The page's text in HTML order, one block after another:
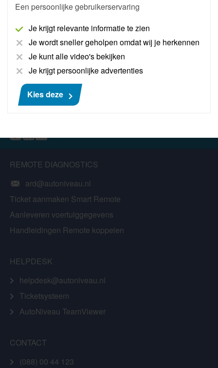
Een persoonlijke gebruikerservaring
Je krijgt relevante informatie te zien
Je wordt sneller geholpen omdat wij je herkennen
Je kunt alle video's bekijken
Je krijgt persoonlijke advertenties
Kies deze
AANMELDEN NIEUWSBRIEF
REMOTE DIAGNOSTICS
ard@autoniveau.nl
Ticket aanmaken Smart Remote
Aanleveren voertuiggegevens
Handleidingen Remote koppelen
HELPDESK
helpdesk@autoniveau.nl
Ticketsysteem
AutoNiveau TeamViewer
CONTACT
(088) 00 44 123